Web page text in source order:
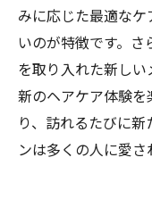
みに応じた最適な
いのが特徴です。
を取り入れた新し
新のヘアケア体験を
り、訪れるたびに
ンは多くの人に愛さ